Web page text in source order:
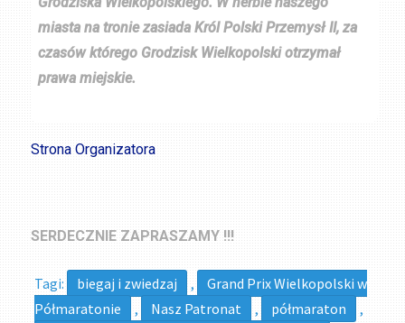
miasta na tronie zasiada Król Polski Przemysł II, za
czasów którego Grodzisk Wielkopolski otrzymał
prawa miejskie.
Strona Organizatora
SERDECZNIE ZAPRASZAMY !!!
Tagi: biegaj i zwiedzaj ,
Grand Prix Wielkopolski w
Półmaratonie
, Nasz Patronat , półmaraton
,